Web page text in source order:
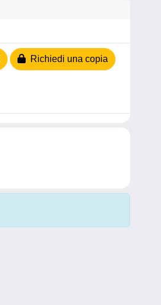
Richiedi una copia